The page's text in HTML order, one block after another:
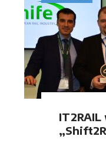
IT2RAIL